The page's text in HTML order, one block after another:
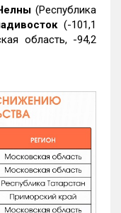
(Республика
(-101,1
область, -94,2